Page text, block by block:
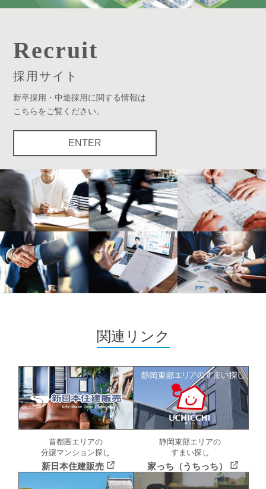
Recruit
採用サイト
新卒採用・中途採用に関する情報は
こちらをご覧ください。
ENTER
関連リンク
首都圏エリアの
分譲マンション探し
新日本住建販売
静岡東部エリアの
すまい探し
家っち（うちっち）